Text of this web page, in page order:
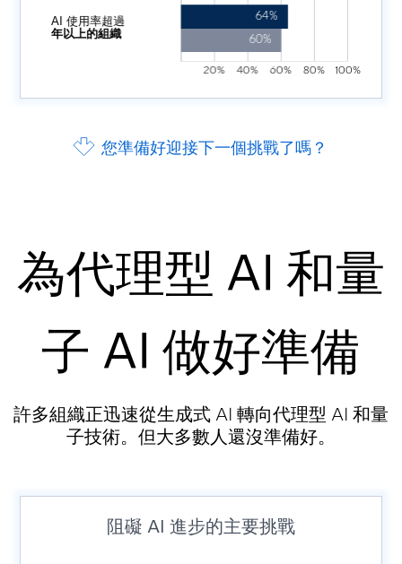
您準備好迎接下一個挑戰了嗎？
為代理型 AI 和量
子 AI 做好準備
許多組織正迅速從生成式 AI 轉向代理型 AI 和量
子技術。 但大多數人還沒準備好。
阻礙 AI 進步的主要挑戰